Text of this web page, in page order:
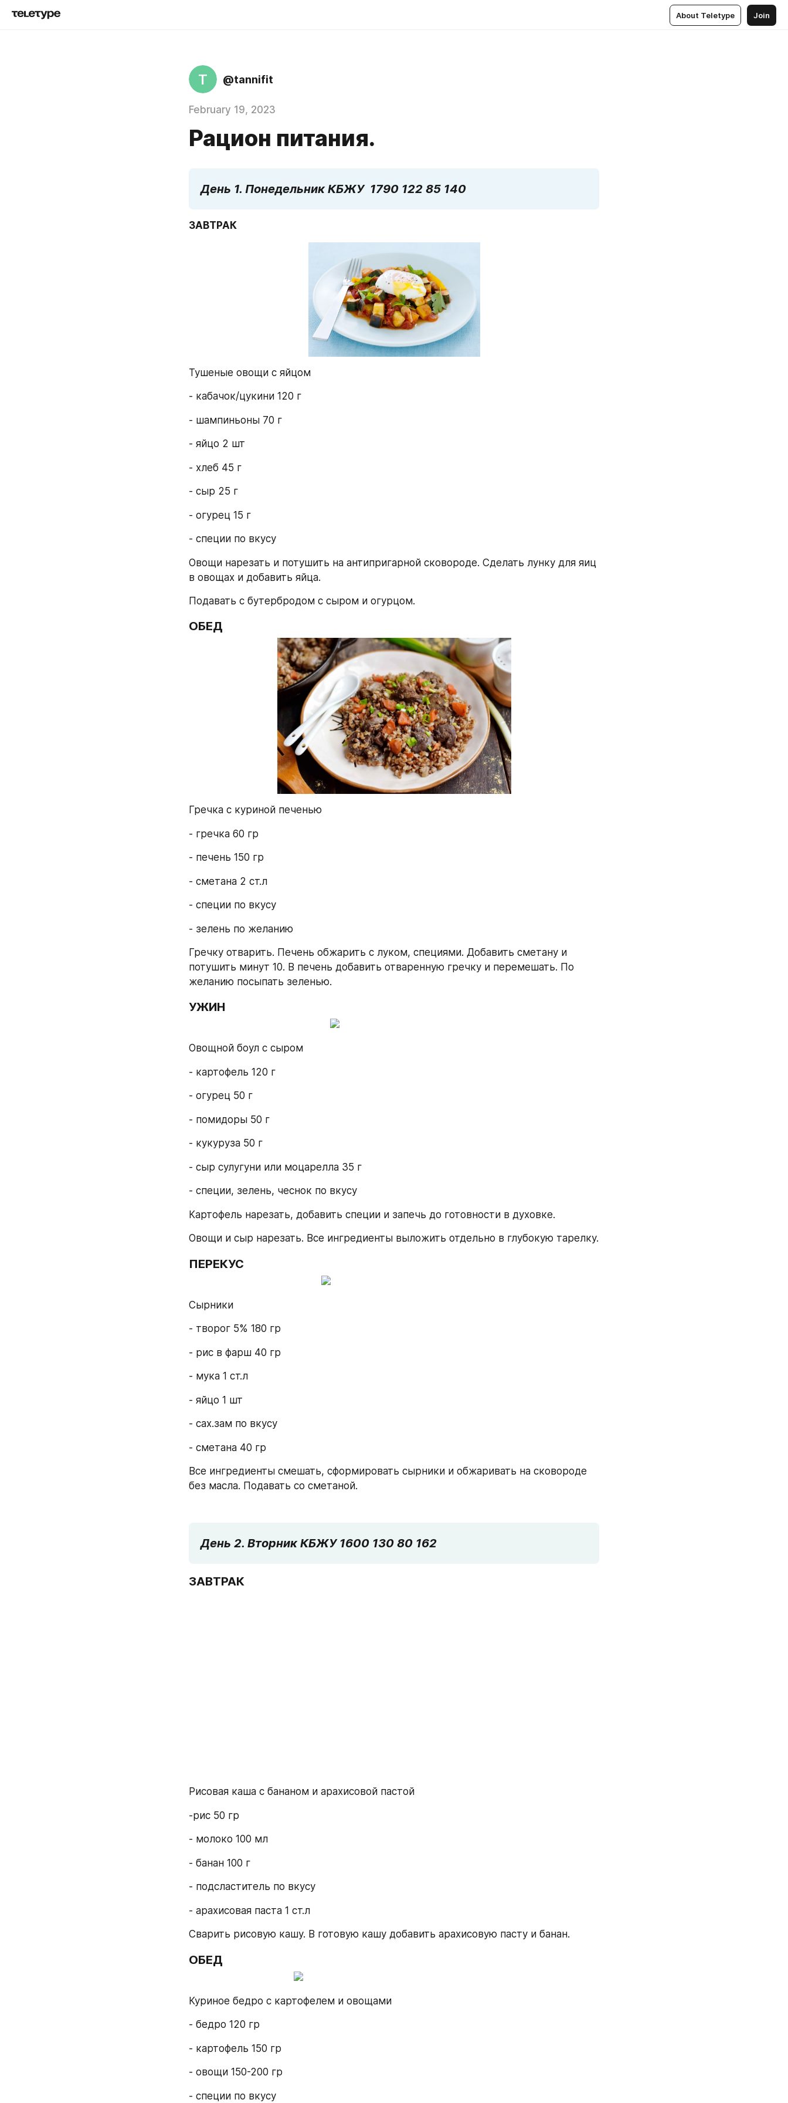
About Teletype Join
T @tannifit
February 19, 2023
Рацион питания.
День 1. Понедельник КБЖУ  1790 122 85 140
ЗАВТРАК
Тушеные овощи с яйцом
- кабачок/цукини 120 г
- шампиньоны 70 г
- яйцо 2 шт
- хлеб 45 г
- сыр 25 г
- огурец 15 г
- специи по вкусу
Овощи нарезать и потушить на антипригарной сковороде. Сделать лунку для яиц
в овощах и добавить яйца.
Подавать с бутербродом с сыром и огурцом.
ОБЕД
Гречка с куриной печенью
- гречка 60 гр
- печень 150 гр
- сметана 2 ст.л
- специи по вкусу
- зелень по желанию
Гречку отварить. Печень обжарить с луком, специями. Добавить сметану и
потушить минут 10. В печень добавить отваренную гречку и перемешать. По
желанию посыпать зеленью.
УЖИН
Овощной боул с сыром
- картофель 120 г
- огурец 50 г
- помидоры 50 г
- кукуруза 50 г
- сыр сулугуни или моцарелла 35 г
- специи, зелень, чеснок по вкусу
Картофель нарезать, добавить специи и запечь до готовности в духовке.
Овощи и сыр нарезать. Все ингредиенты выложить отдельно в глубокую тарелку.
ПЕРЕКУС
Сырники
- творог 5% 180 гр
- рис в фарш 40 гр
- мука 1 ст.л
- яйцо 1 шт
- сах.зам по вкусу
- сметана 40 гр
Все ингредиенты смешать, сформировать сырники и обжаривать на сковороде
без масла. Подавать со сметаной.
День 2. Вторник КБЖУ 1600 130 80 162
ЗАВТРАК
Рисовая каша с бананом и арахисовой пастой
-рис 50 гр
- молоко 100 мл
- банан 100 г
- подсластитель по вкусу
- арахисовая паста 1 ст.л
Сварить рисовую кашу. В готовую кашу добавить арахисовую пасту и банан.
ОБЕД
Куриное бедро с картофелем и овощами
- бедро 120 гр
- картофель 150 гр
- овощи 150-200 гр
- специи по вкусу